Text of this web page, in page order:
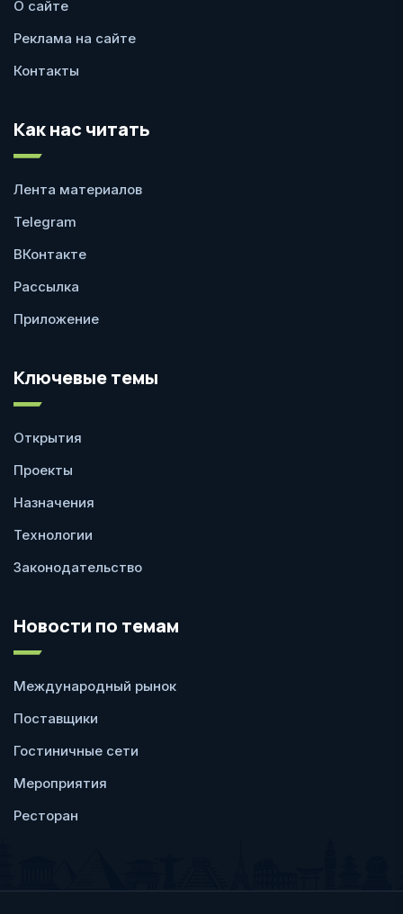
О сайте
Реклама на сайте
Контакты
Как нас читать
Лента материалов
Telegram
ВКонтакте
Рассылка
Приложение
Ключевые темы
Открытия
Проекты
Назначения
Технологии
Законодательство
Новости по темам
Международный рынок
Поставщики
Гостиничные сети
Мероприятия
Ресторан